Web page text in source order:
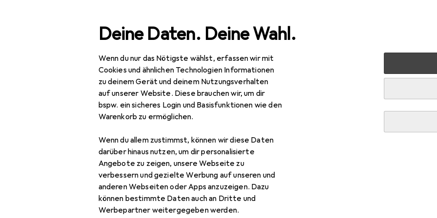
Deine Daten. Deine Wahl.
Wenn du nur das Nötigste wählst, erfassen wir mit
Cookies und ähnlichen Technologien Informationen
zu deinem Gerät und deinem Nutzungsverhalten
auf unserer Website. Diese brauchen wir, um dir
bspw. ein sicheres Login und Basisfunktionen wie den
Warenkorb zu ermöglichen.
Wenn du allem zustimmst, können wir diese Daten
darüber hinaus nutzen, um dir personalisierte
Angebote zu zeigen, unsere Webseite zu
verbessern und gezielte Werbung auf unseren und
anderen Webseiten oder Apps anzuzeigen. Dazu
können bestimmte Daten auch an Dritte und
Werbepartner weitergegeben werden.
Navigation nach Kategorien Gesamtsortiment Mode Alles in Mode Urban